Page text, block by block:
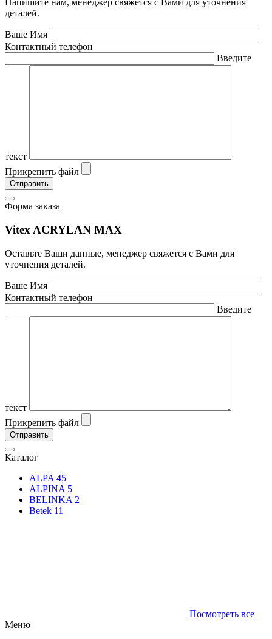
Напишите нам, менеджер свяжется с Вами для уточнения
деталей.
Ваше Имя
Контактный телефон
Введите
текст
Прикрепить файл
Форма заказа
Vitex ACRYLAN MAX
Оставьте Ваши данные, менеджер свяжется с Вами для
уточнения деталей.
Ваше Имя
Контактный телефон
Введите
текст
Прикрепить файл
Каталог
ALPA 45
ALPINA 5
BELINKA 2
Betek 11
Посмотреть все
Меню